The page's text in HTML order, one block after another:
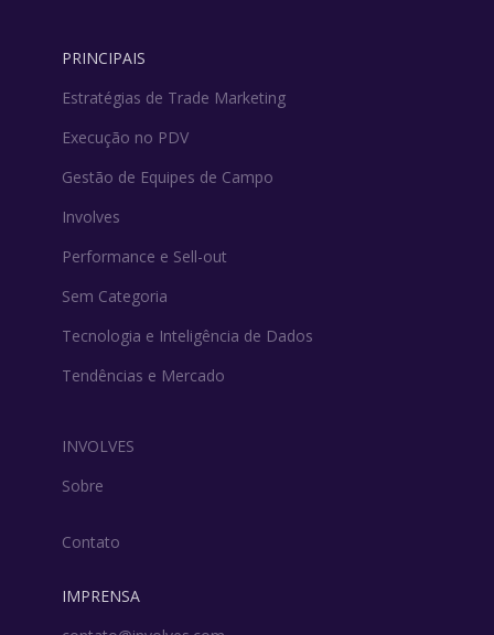
PRINCIPAIS
Estratégias de Trade Marketing
Execução no PDV
Gestão de Equipes de Campo
Involves
Performance e Sell-out
Sem Categoria
Tecnologia e Inteligência de Dados
Tendências e Mercado
INVOLVES
Sobre
Contato
IMPRENSA